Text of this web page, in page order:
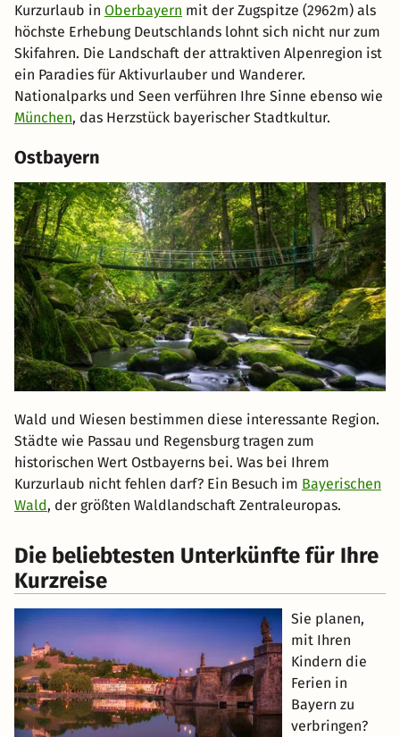
Kurzurlaub in Oberbayern mit der Zugspitze (2962m) als
höchste Erhebung Deutschlands lohnt sich nicht nur zum
Skifahren. Die Landschaft der attraktiven Alpenregion ist
ein Paradies für Aktivurlauber und Wanderer.
Nationalparks und Seen verführen Ihre Sinne ebenso wie
München, das Herzstück bayerischer Stadtkultur.
Ostbayern
Wald und Wiesen bestimmen diese interessante Region.
Städte wie Passau und Regensburg tragen zum
historischen Wert Ostbayerns bei. Was bei Ihrem
Kurzurlaub nicht fehlen darf? Ein Besuch im Bayerischen
Wald, der größten Waldlandschaft Zentraleuropas.
Die beliebtesten Unterkünfte für Ihre
Kurzreise
Sie planen,
mit Ihren
Kindern die
Ferien in
Bayern zu
verbringen?